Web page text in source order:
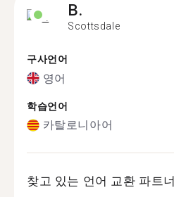
B.
Scottsdale
구사언어
영어
학습언어
카탈로니아어
찾고 있는 언어 교환 파트너